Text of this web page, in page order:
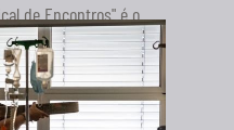
de Encontros" é o
Musical dos